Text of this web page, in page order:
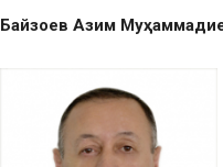
Байзоев Азим